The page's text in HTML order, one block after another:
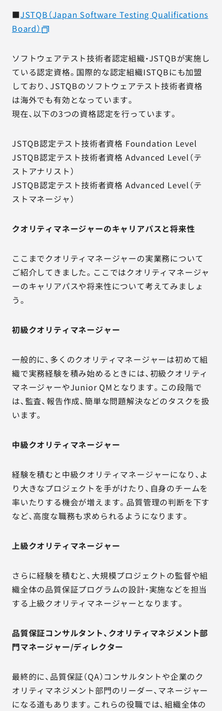
■JSTQB（Japan Software Testing Qualifications
Board）
ソフトウェアテスト技術者認定組織・JSTQBが実施し
ている認定資格。国際的な認定組織ISTQBにも加盟
しており、JSTQBのソフトウェアテスト技術者資格
は海外でも有効となっています。
現在、以下の3つの資格認定を行っています。
JSTQB認定テスト技術者資格 Foundation Level
JSTQB認定テスト技術者資格 Advanced Level（テ
ストアナリスト）
JSTQB認定テスト技術者資格 Advanced Level（テ
ストマネージャ）
クオリティマネージャーのキャリアパスと将来性
ここまでクオリティマネージャーの実業務について
ご紹介してきました。ここではクオリティマネージャ
ーのキャリアパスや将来性について考えてみましょ
う。
初級クオリティマネージャー
一般的に、多くのクオリティマネージャーは初めて組
織で実務経験を積み始めるときには、初級クオリティ
マネージャーやJunior QMとなります。この段階で
は、監査、報告作成、簡単な問題解決などのタスクを扱
います。
中級クオリティマネージャー
経験を積むと中級クオリティマネージャーになり、よ
り大きなプロジェクトを手がけたり、自身のチームを
率いたりする機会が増えます。品質管理の判断を下す
など、高度な職務も求められるようになります。
上級クオリティマネージャー
さらに経験を積むと、大規模プロジェクトの監督や組
織全体の品質保証プログラムの設計・実施などを担当
する上級クオリティマネージャーとなります。
品質保証コンサルタント、クオリティマネジメント部
門マネージャー/ディレクター
最終的に、品質保証（QA）コンサルタントや企業のク
オリティマネジメント部門のリーダー、マネージャー
になる道もあります。これらの役職では、組織全体の